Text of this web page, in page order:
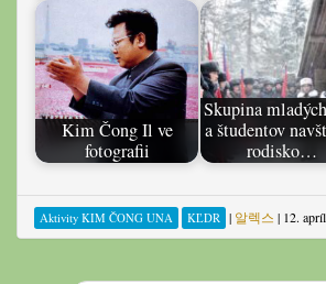
Kim Čong Il ve
fotografii
Skupina
a študentov
rodisko…
Aktivity KIM ČONG UNA KĽDR | 알렉스 | 12.